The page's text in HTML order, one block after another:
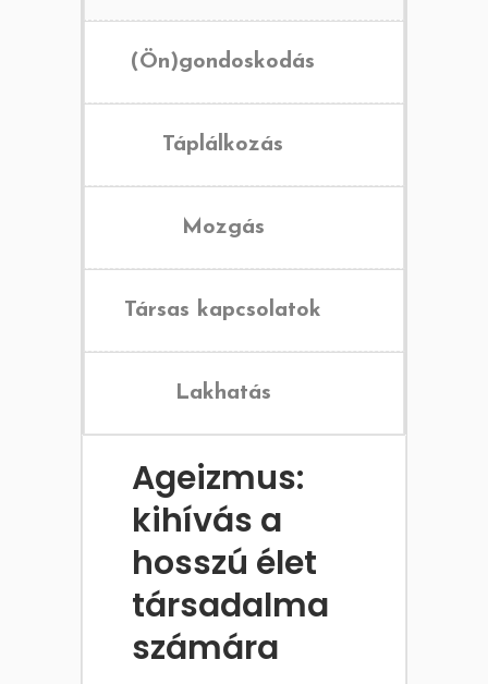
(Ön)gondoskodás
Táplálkozás
Mozgás
Társas kapcsolatok
Lakhatás
Ageizmus:
kihívás a
hosszú élet
társadalma
számára